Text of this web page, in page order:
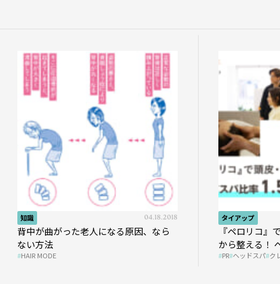
知識 04.18.2018
背中が曲がった老人になる原因、なら
ない方法
HAIR MODE
タイアップ
『ペロリコ』
から整える！
プの秘策を大
PR ヘッドスパ ク